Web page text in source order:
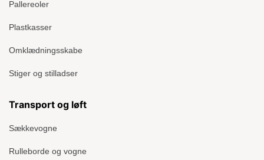
Pallereoler
Plastkasser
Omklædningsskabe
Stiger og stilladser
Transport og løft
Sækkevogne
Rulleborde og vogne